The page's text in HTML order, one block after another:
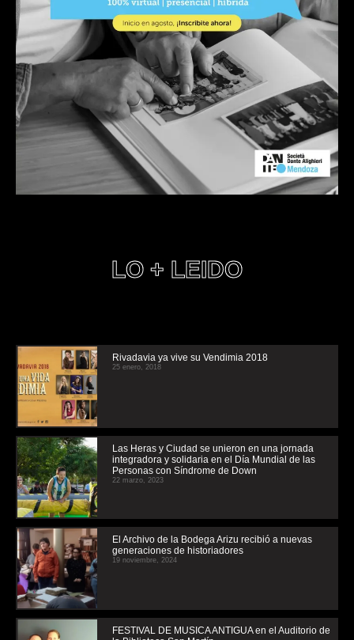
LO + LEIDO
Rivadavia ya vive su Vendimia 2018
25 enero, 2018
Las Heras y Ciudad se unieron en una jornada
integradora y solidaria en el Día Mundial de las
Personas con Síndrome de Down
22 marzo, 2023
El Archivo de la Bodega Arizu recibió a nuevas
generaciones de historiadores
19 noviembre, 2024
FESTIVAL DE MUSICA ANTIGUA en el Auditorio de